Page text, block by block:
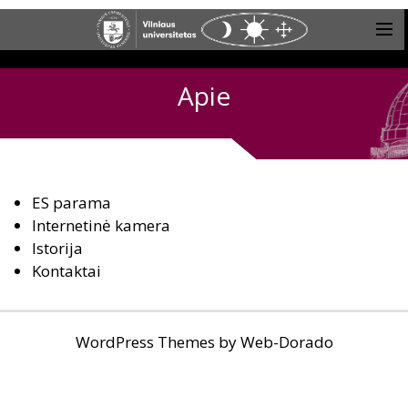
Apie
ES parama
Internetinė kamera
Istorija
Kontaktai
WordPress Themes byWeb-Dorado